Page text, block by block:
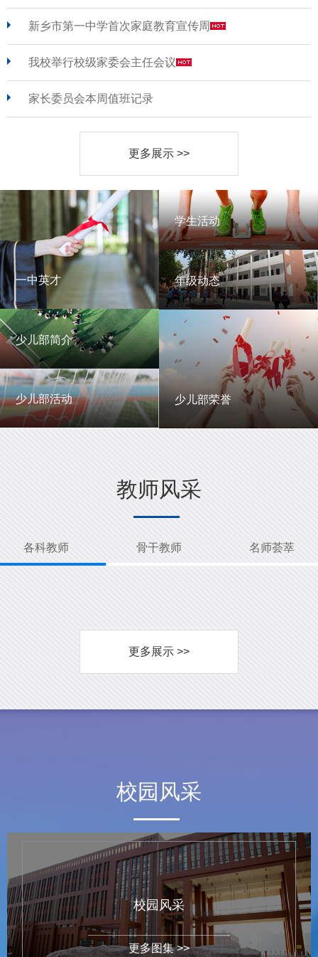
新乡市第一中学首次家庭教育宣传周
我校举行校级家委会主任会议
家长委员会本周值班记录
更多展示 >>
一中英才
一中英才
少儿部简介
少儿部简介
少儿部活动
少儿部活动
学生活动
学生活动
年级动态
年级动态
少儿部荣誉
少儿部荣誉
教师风采
各科教师 骨干教师 名师荟萃
更多展示 >>
校园风采
校园风采
更多图集 >>